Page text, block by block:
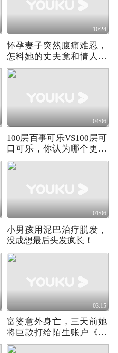
10:24
怀孕妻子突然腹痛难忍，
怎料她的丈夫竟和情人在
一起，令人气愤
04:06
100层百事可乐VS100层可
口可乐，你认为哪个更加
坚固
01:06
小男孩用泥巴治疗脱发，
没成想最后头发疯长！
03:15
富婆意外身亡，三天前她
将巨款打给陌生账户《科
斯缇娜酒店》02